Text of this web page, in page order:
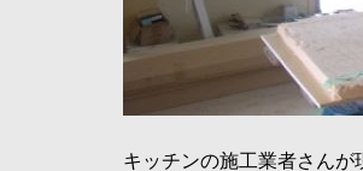
キッチンの施工業者さん